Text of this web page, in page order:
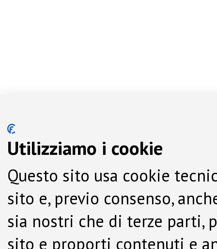
Utilizziamo i cookie
Questo sito usa cookie
sito e, previo consenso,
sia nostri che di terze parti,
sito e proporti contenuti e